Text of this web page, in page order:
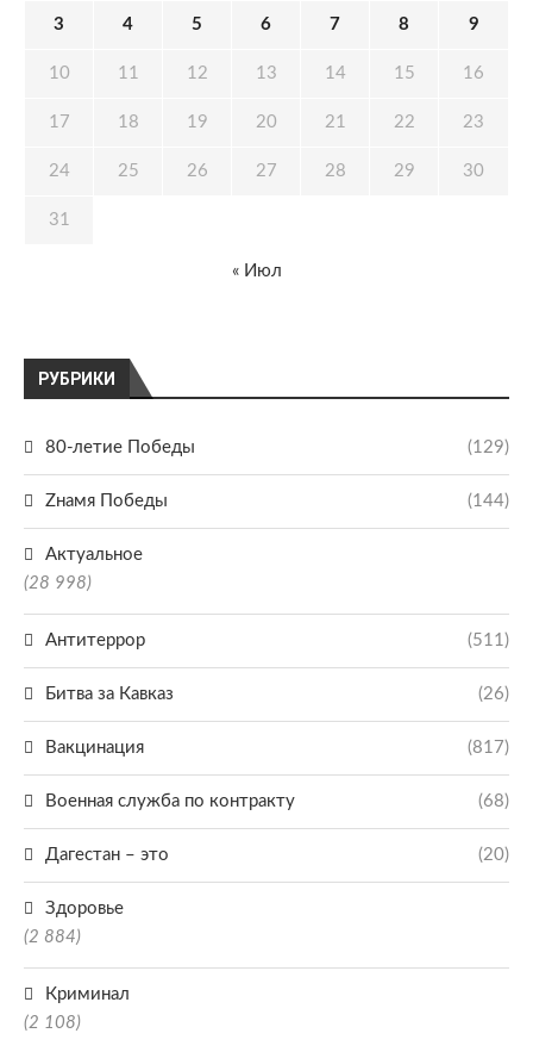
РУБРИКИ
80-летие Победы (129)
Zнамя Победы (144)
Актуальное
(28 998)
Антитеррор (511)
Битва за Кавказ (26)
Вакцинация (817)
Военная служба по контракту (68)
Дагестан – это (20)
Здоровье
(2 884)
Криминал
(2 108)
3 4 5 6 7 8 9
10 11 12 13 14 15 16
17 18 19 20 21 22 23
24 25 26 27 28 29 30
31
« Июл